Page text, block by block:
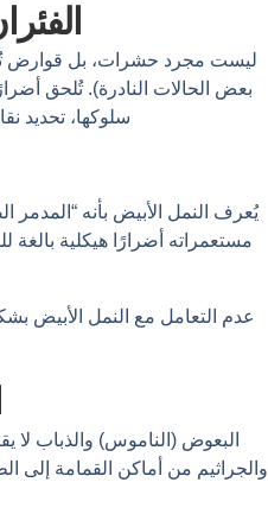
ليست مجرد حشرات، بل قوارض
بعض الحالات النادرة). تُلحق
سلوكها، تحديد
يُعرف النمل الأبيض بأنه “المدمر
مستعمراته أضرارًا هيكلية
عدم التعامل مع النمل الأبيض
البعوض (الناموس) والذباب لا
والجراثيم من أماكن القمامة إلى